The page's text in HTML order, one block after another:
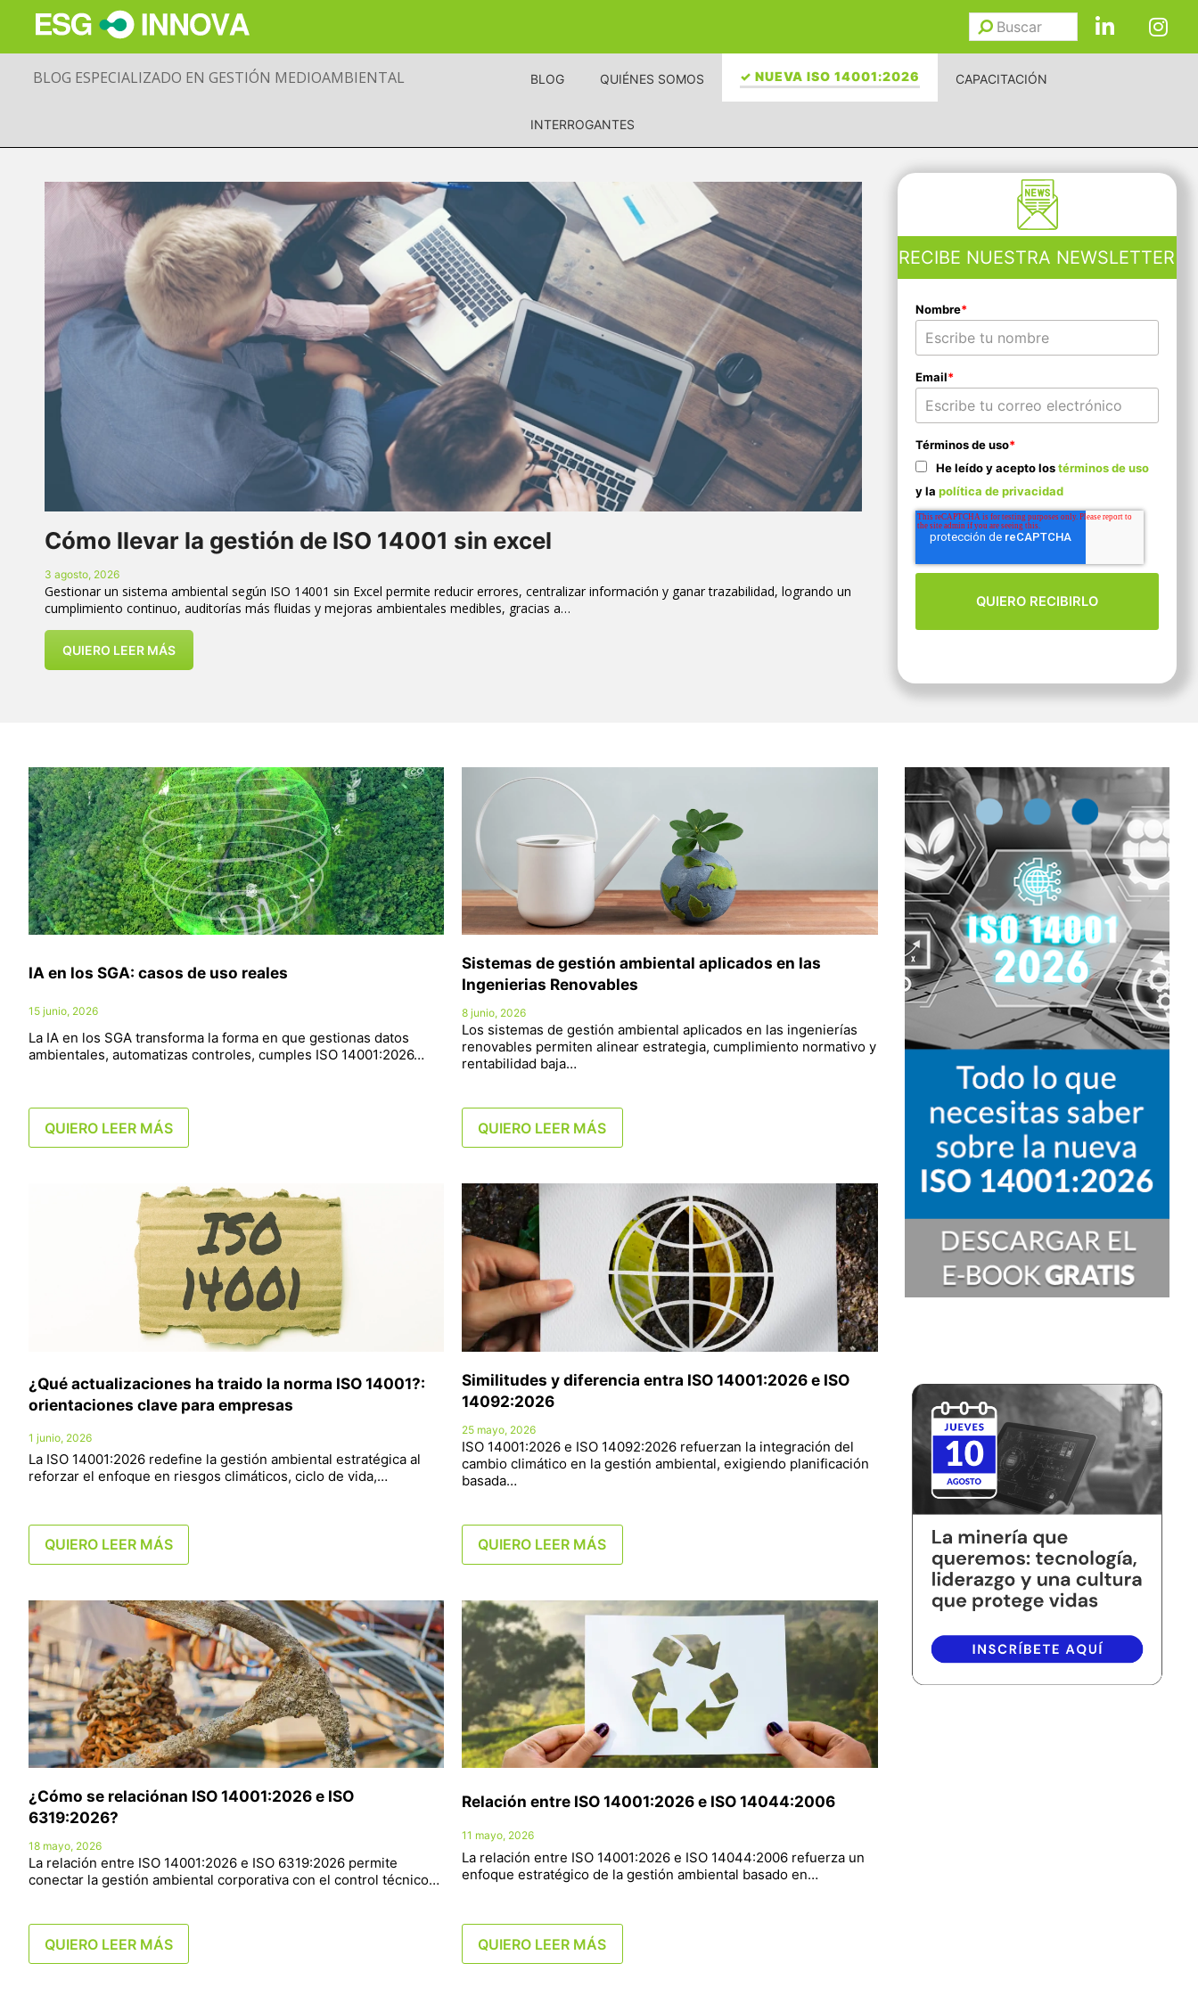
Buscar
BLOG ESPECIALIZADO EN GESTIÓN MEDIOAMBIENTAL BLOG QUIÉNES SOMOS ✓ NUEVA ISO 14001:2026 CAPACITACIÓN
INTERROGANTES
Cómo llevar la gestión de ISO 14001 sin excel
3 agosto, 2026
Gestionar un sistema ambiental según ISO 14001 sin Excel permite reducir errores, centralizar información y ganar trazabilidad, logrando un
cumplimiento continuo, auditorías más fluidas y mejoras ambientales medibles, gracias a…
QUIERO LEER MÁS
RECIBE NUESTRA NEWSLETTER
Nombre*
Email*
Términos de uso*
He leído y acepto lostérminos de uso
y la política de privacidad
IA en los SGA: casos de uso reales
15 junio, 2026
La IA en los SGA transforma la forma en que gestionas datos
ambientales, automatizas controles, cumples ISO 14001:2026…
QUIERO LEER MÁS
Sistemas de gestión ambiental aplicados en las
Ingenierias Renovables
8 junio, 2026
Los sistemas de gestión ambiental aplicados en las ingenierías
renovables permiten alinear estrategia, cumplimiento normativo y
rentabilidad baja…
QUIERO LEER MÁS
¿Qué actualizaciones ha traido la norma ISO 14001?:
orientaciones clave para empresas
1 junio, 2026
La ISO 14001:2026 redefine la gestión ambiental estratégica al
reforzar el enfoque en riesgos climáticos, ciclo de vida,…
QUIERO LEER MÁS
Similitudes y diferencia entra ISO 14001:2026 e ISO
14092:2026
25 mayo, 2026
ISO 14001:2026 e ISO 14092:2026 refuerzan la integración del
cambio climático en la gestión ambiental, exigiendo planificación
basada…
QUIERO LEER MÁS
¿Cómo se relaciónan ISO 14001:2026 e ISO
6319:2026?
18 mayo, 2026
La relación entre ISO 14001:2026 e ISO 6319:2026 permite
conectar la gestión ambiental corporativa con el control técnico…
QUIERO LEER MÁS
Relación entre ISO 14001:2026 e ISO 14044:2006
11 mayo, 2026
La relación entre ISO 14001:2026 e ISO 14044:2006 refuerza un
enfoque estratégico de la gestión ambiental basado en…
QUIERO LEER MÁS